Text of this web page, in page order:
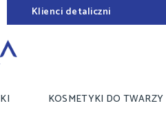
Klienci detaliczni
KOSMETYKI DO TWARZY